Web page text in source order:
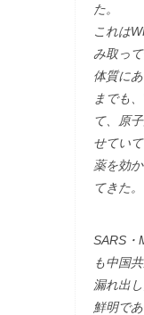
た。
これは
み取っ
体質に
までも
て、原
せてい
薬を効
てきた。
SARS・
も中国
漏れ出
鮮明であ